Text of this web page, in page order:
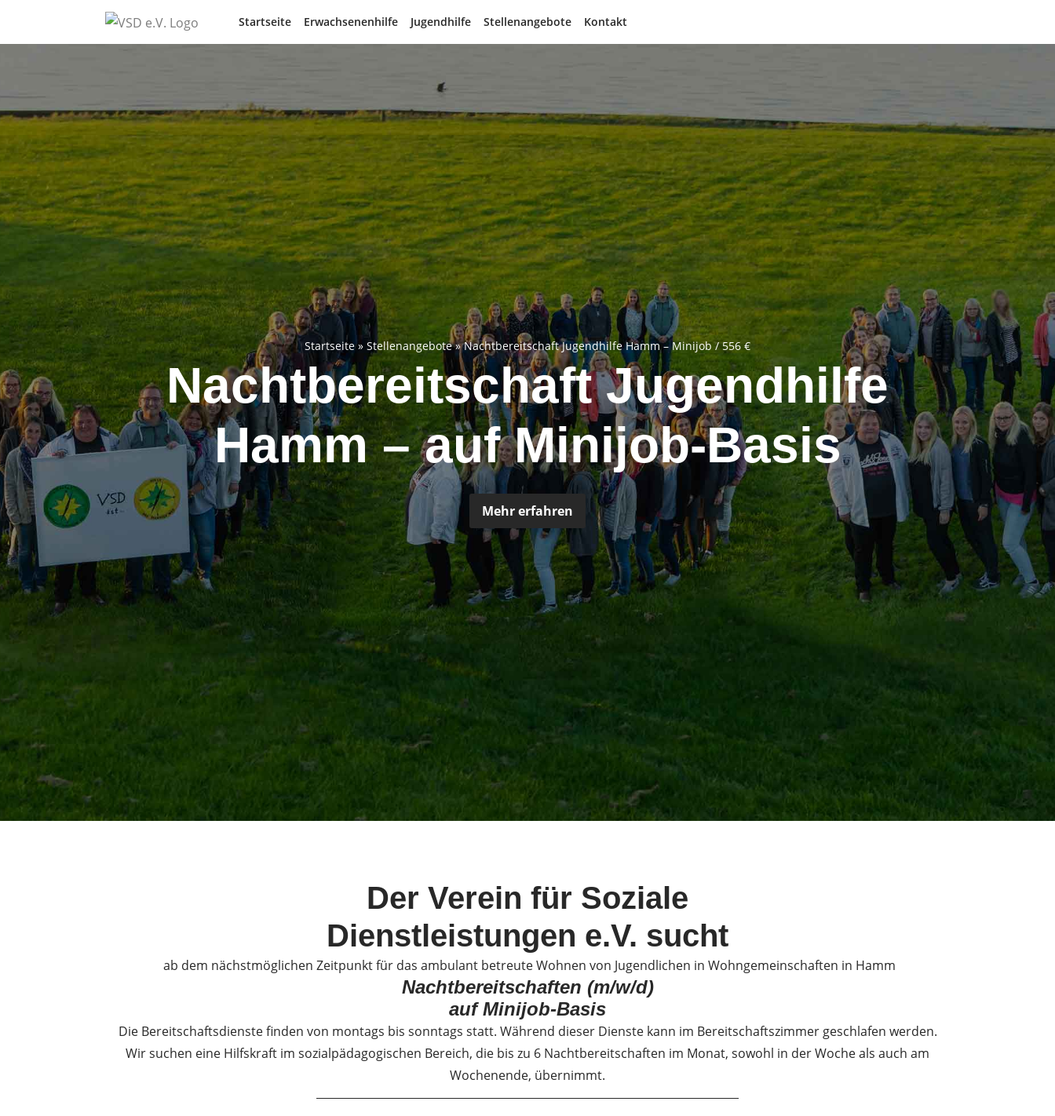
Startseite Erwachsenenhilfe Jugendhilfe Stellenangebote Kontakt
Startseite» Stellenangebote»Nachtbereitschaft Jugendhilfe Hamm – Minijob / 556 €
Nachtbereitschaft Jugendhilfe
Hamm – auf Minijob-Basis
Mehr erfahren
Der Verein für Soziale
Dienstleistungen e.V. sucht
ab dem nächstmöglichen Zeitpunkt für das ambulant betreute Wohnen von Jugendlichen in Wohngemeinschaften in Hamm
Nachtbereitschaften (m/w/d)
auf Minijob-Basis
Die Bereitschaftsdienste finden von montags bis sonntags statt. Während dieser Dienste kann im Bereitschaftszimmer geschlafen werden.
Wir suchen eine Hilfskraft im sozialpädagogischen Bereich, die bis zu 6 Nachtbereitschaften im Monat, sowohl in der Woche als auch am
Wochenende, übernimmt.